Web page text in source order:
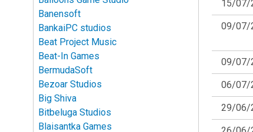
Banensoft
BankaiPC studios
Beat Project Music
Beat-In Games
BermudaSoft
Bezoar Studios
Big Shiva
Bitbeluga Studios
Blaisantka Games
15/07/
09/07/
09/07/
06/07/
29/06/